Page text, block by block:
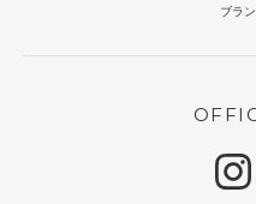
ブラ